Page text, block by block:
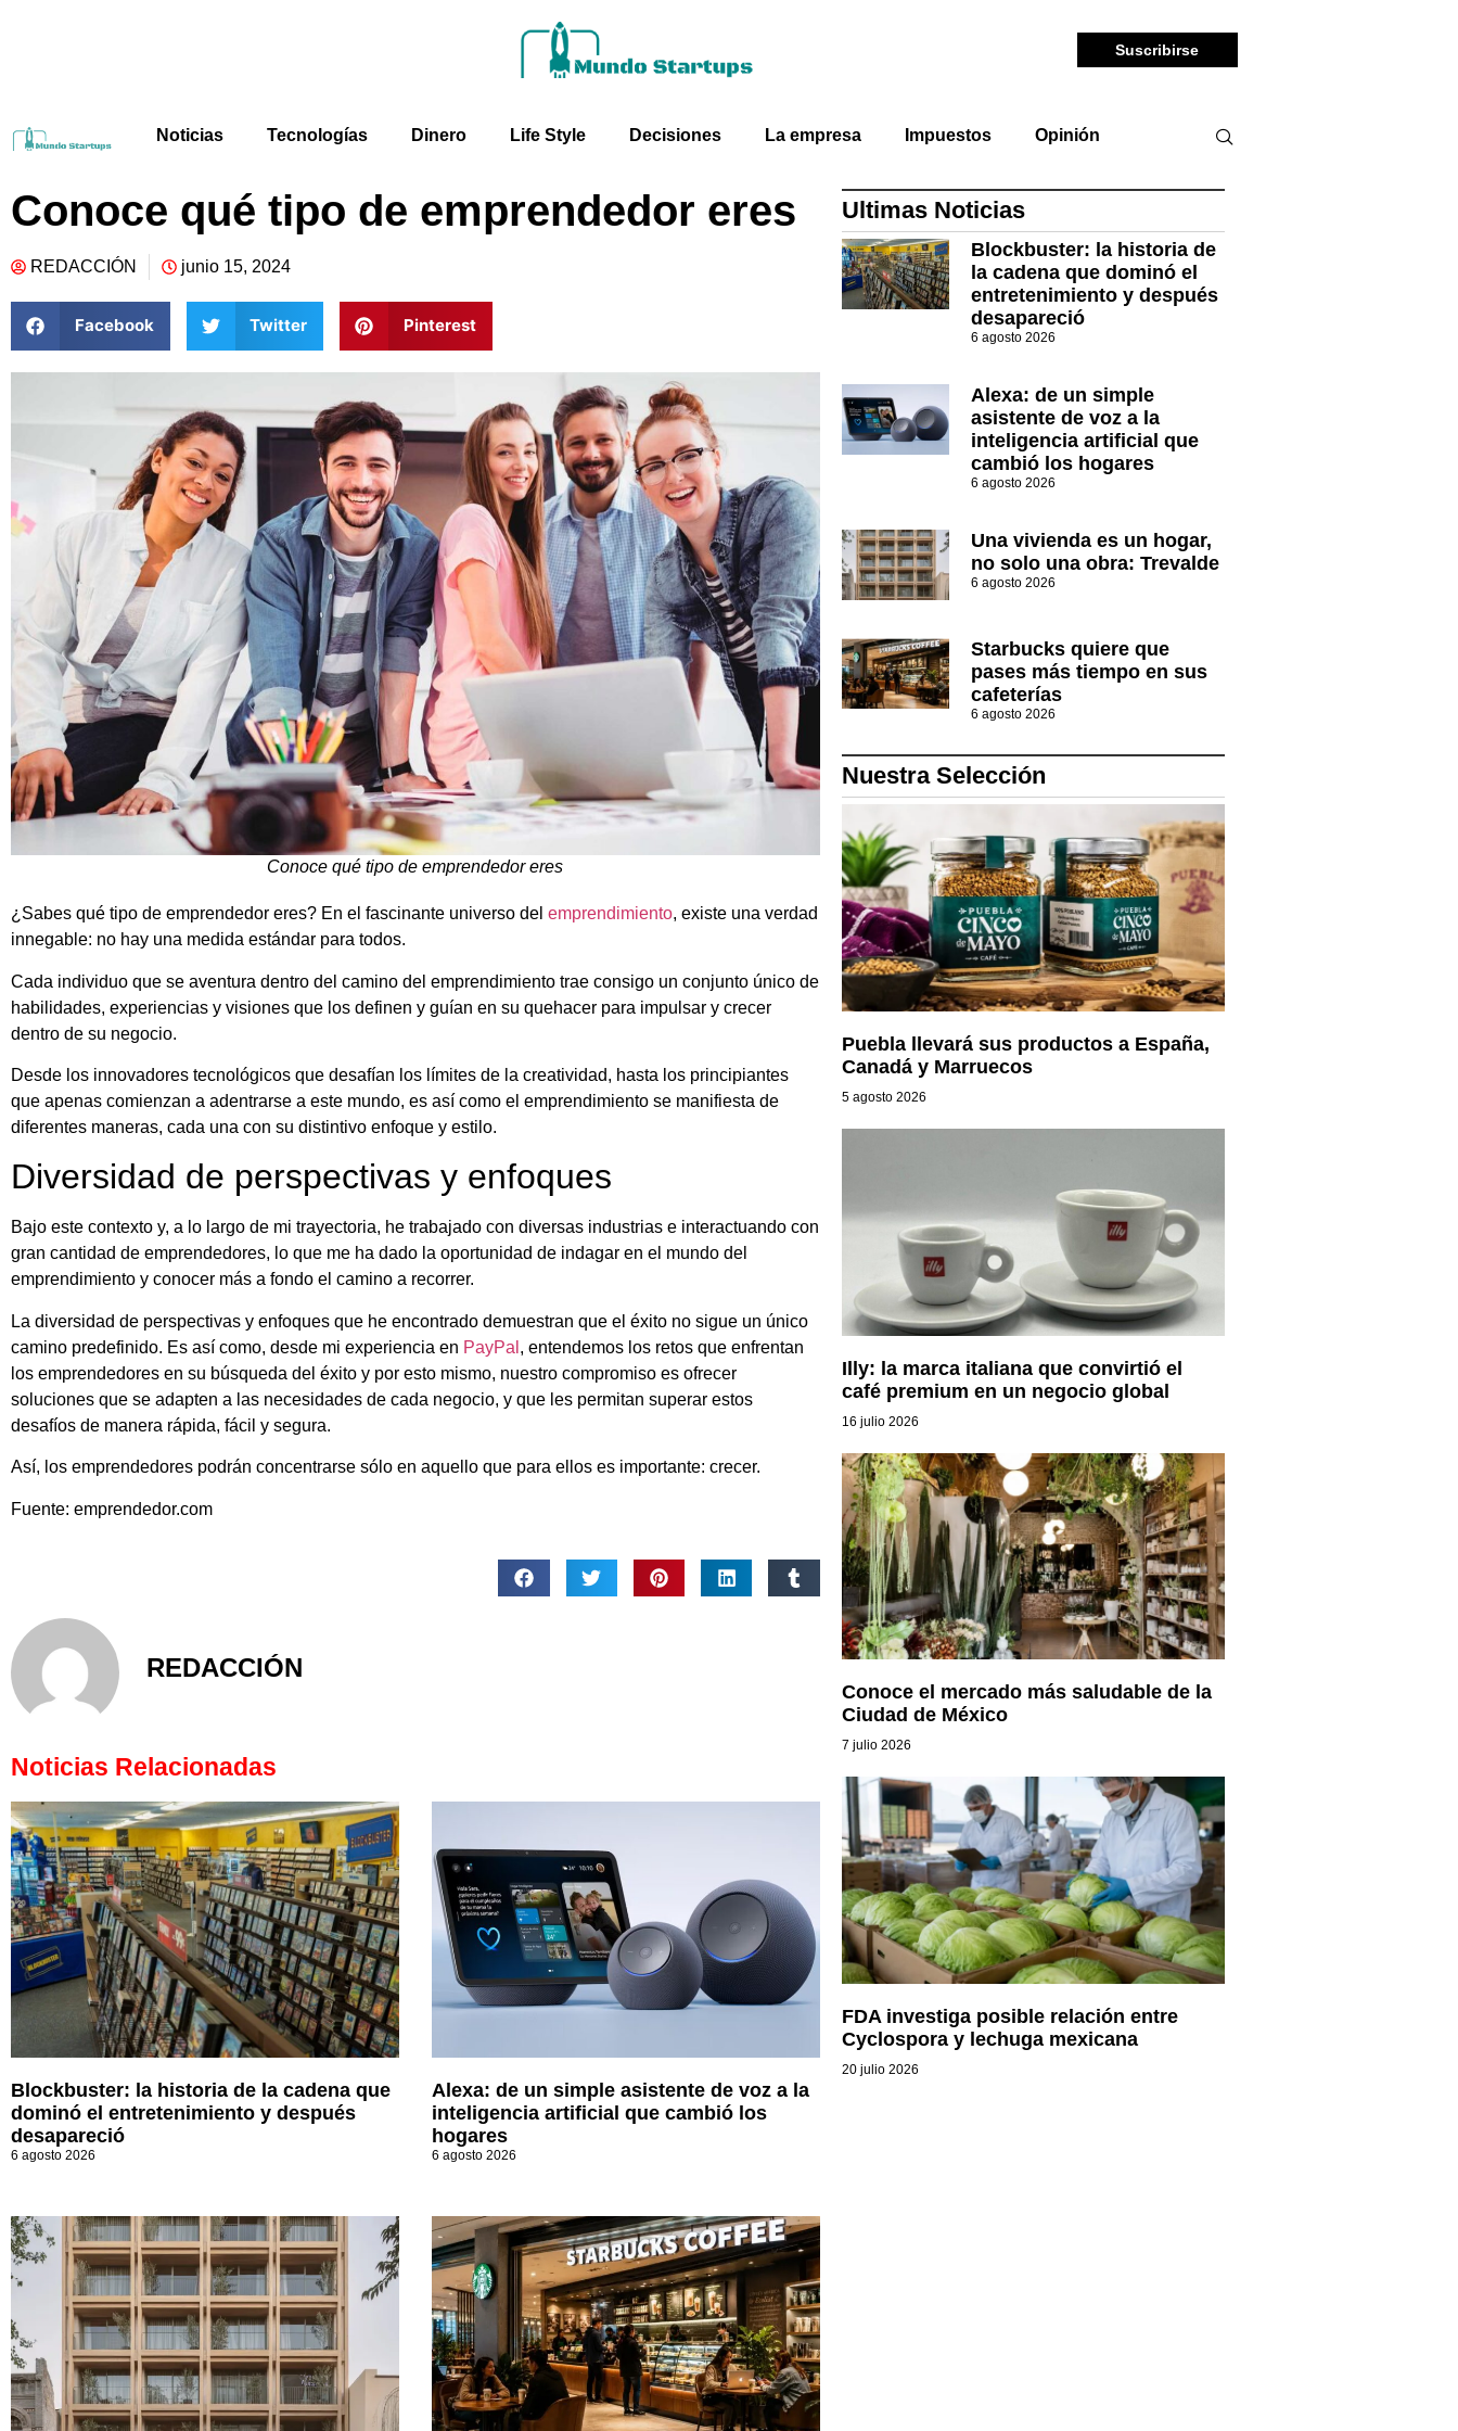
Suscribirse
Noticias Tecnologías Dinero Life Style Decisiones La empresa Impuestos Opinión
Conoce qué tipo de emprendedor eres
REDACCIÓN junio 15, 2024
Facebook Twitter Pinterest
Conoce qué tipo de emprendedor eres
¿Sabes qué tipo de emprendedor eres? En el fascinante universo del emprendimiento, existe una verdad
innegable: no hay una medida estándar para todos.
Cada individuo que se aventura dentro del camino del emprendimiento trae consigo un conjunto único de
habilidades, experiencias y visiones que los definen y guían en su quehacer para impulsar y crecer
dentro de su negocio.
Desde los innovadores tecnológicos que desafían los límites de la creatividad, hasta los principiantes
que apenas comienzan a adentrarse a este mundo, es así como el emprendimiento se manifiesta de
diferentes maneras, cada una con su distintivo enfoque y estilo.
Diversidad de perspectivas y enfoques
Bajo este contexto y, a lo largo de mi trayectoria, he trabajado con diversas industrias e interactuando con
gran cantidad de emprendedores, lo que me ha dado la oportunidad de indagar en el mundo del
emprendimiento y conocer más a fondo el camino a recorrer.
La diversidad de perspectivas y enfoques que he encontrado demuestran que el éxito no sigue un único
camino predefinido. Es así como, desde mi experiencia en PayPal , entendemos los retos que enfrentan
los emprendedores en su búsqueda del éxito y por esto mismo, nuestro compromiso es ofrecer
soluciones que se adapten a las necesidades de cada negocio, y que les permitan superar estos
desafíos de manera rápida, fácil y segura.
Así, los emprendedores podrán concentrarse sólo en aquello que para ellos es importante: crecer.
Fuente: emprendedor.com
REDACCIÓN
Noticias Relacionadas
Blockbuster: la historia de la cadena que
dominó el entretenimiento y después
desapareció
6 agosto 2026
Alexa: de un simple asistente de voz a la
inteligencia artificial que cambió los
hogares
6 agosto 2026
Ultimas Noticias
Blockbuster: la historia de
la cadena que dominó el
entretenimiento y después
desapareció
6 agosto 2026
Alexa: de un simple
asistente de voz a la
inteligencia artificial que
cambió los hogares
6 agosto 2026
Una vivienda es un hogar,
no solo una obra: Trevalde
6 agosto 2026
Starbucks quiere que
pases más tiempo en sus
cafeterías
6 agosto 2026
Nuestra Selección
Puebla llevará sus productos a España,
Canadá y Marruecos
5 agosto 2026
Illy: la marca italiana que convirtió el
café premium en un negocio global
16 julio 2026
Conoce el mercado más saludable de la
Ciudad de México
7 julio 2026
FDA investiga posible relación entre
Cyclospora y lechuga mexicana
20 julio 2026